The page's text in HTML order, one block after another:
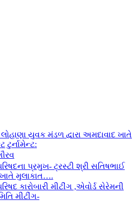
યુવક મંડળ દ્વારા અમદાવાદ ખાતે
ટુર્નામેન્ટ:
પ્રમુખ- ટ્રસ્ટી શ્રી સતિષભાઈ
મુલાકાત….
કારોબારી મીટીંગ ,એવોર્ડ સેરેમની
મીટીંગ-